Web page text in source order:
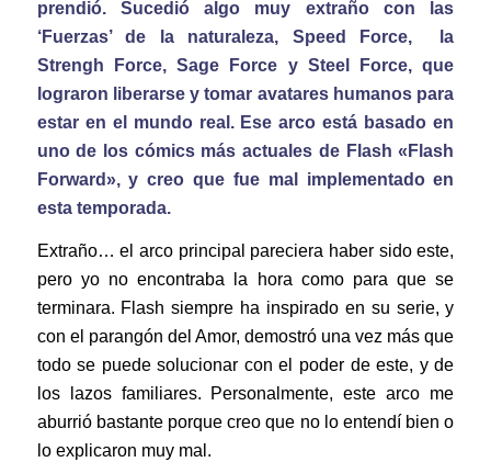
prendió. Sucedió algo muy extraño con las
‘Fuerzas’ de la naturaleza, Speed Force, la
Strengh Force, Sage Force y Steel Force, que
lograron liberarse y tomar avatares humanos para
estar en el mundo real. Ese arco está basado en
uno de los cómics más actuales de Flash «Flash
Forward», y creo que fue mal implementado en
esta temporada.
Extraño… el arco principal pareciera haber sido este,
pero yo no encontraba la hora como para que se
terminara. Flash siempre ha inspirado en su serie, y
con el parangón del Amor, demostró una vez más que
todo se puede solucionar con el poder de este, y de
los lazos familiares. Personalmente, este arco me
aburrió bastante porque creo que no lo entendí bien o
lo explicaron muy mal.